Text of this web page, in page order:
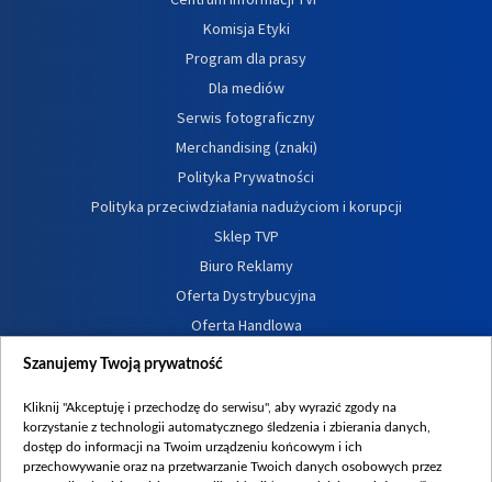
Komisja Etyki
Program dla prasy
Dla mediów
Serwis fotograficzny
Merchandising (znaki)
Polityka Prywatności
Polityka przeciwdziałania nadużyciom i korupcji
Sklep TVP
Biuro Reklamy
Oferta Dystrybucyjna
Oferta Handlowa
Dostępność
Procedura zgłoszeń wewnętrznych
Szanujemy Twoją prywatność
Kliknij "Akceptuję i przechodzę do serwisu", aby wyrazić zgody na
korzystanie z technologii automatycznego śledzenia i zbierania danych,
dostęp do informacji na Twoim urządzeniu końcowym i ich
przechowywanie oraz na przetwarzanie Twoich danych osobowych przez